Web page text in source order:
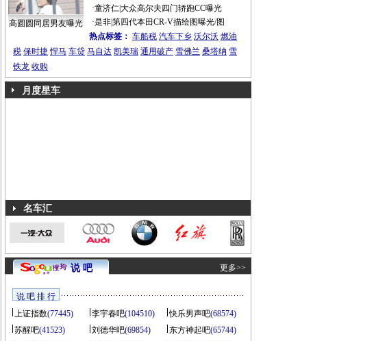
高圆圆同居男友曝光
·童济仁|大众高尔夫四门轿跑CC曝光
·是非|第四代本田CR-V描绘图曝光/图
热点标签： 车船税 汽车下乡 沃尔沃 燃油
税 保时捷 悍马 车贷 马自达 凯美瑞 通用破产 雪佛兰 桑塔纳 雪
铁龙 收购
月度星车
名车汇
说 吧 更多>>
说 吧 排 行
上证指数(77445) 李宇春吧(104510) 快乐男声吧(68574)
苏醒吧(41523) 刘德华吧(69854) 东方神起吧(65744)